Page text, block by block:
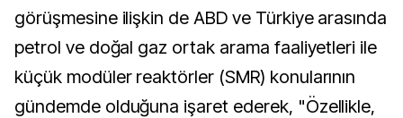
görüşmesine ilişkin de ABD ve Türkiye arasında
petrol ve doğal gaz ortak arama faaliyetleri ile
küçük modüler reaktörler (SMR) konularının
gündemde olduğuna işaret ederek, "Özellikle,